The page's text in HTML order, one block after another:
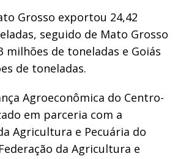
Grosso exportou 24,42
seguido de Mato Grosso
milhões de toneladas e Goiás
de toneladas.
Agroeconômica do Centro-
em parceria com a
Agricultura e Pecuária do
da Agricultura e